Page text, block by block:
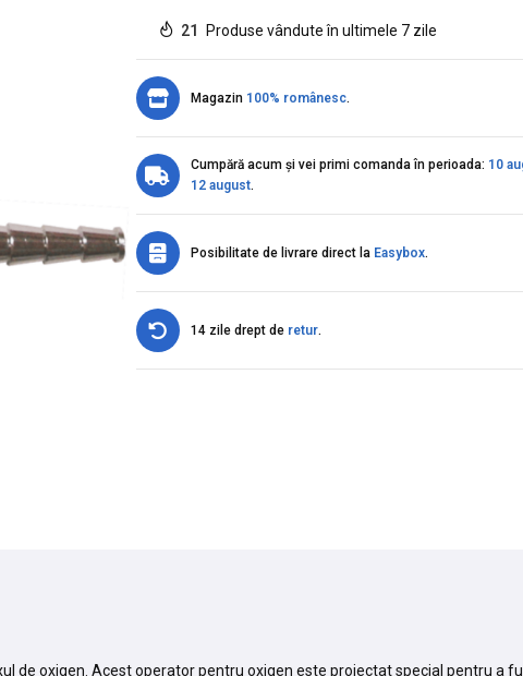
21 Produse vândute în ultimele 7 zile
Magazin 100% românesc.
Cumpără acum și vei primi comanda în perioada: 10
12 august.
Posibilitate de livrare direct la Easybox.
14 zile drept de retur.
de oxigen. Acest operator pentru oxigen este proiectat special pentru a